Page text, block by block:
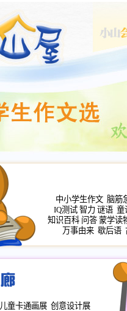
中小学生作文 脑筋
IQ测试 智力 谜语 童
知识百科 问答 蒙学读
万事由来 歇后语
儿童卡通画展 创意设计展